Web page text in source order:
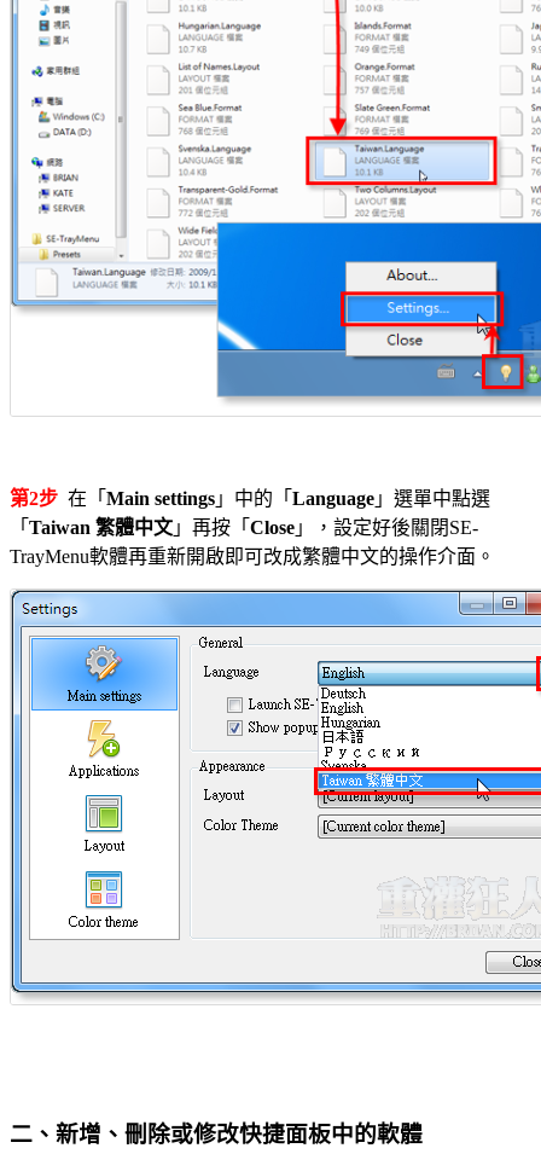
第2步 在「 Main settings 」中的「 Language 」選單中點選
「 Taiwan 繁體中文 」再按「 Close 」，設定好後關閉SE-
TrayMenu軟體再重新開啟即可改成繁體中文的操作介面。
二、新增、刪除或修改快捷面板中的軟體